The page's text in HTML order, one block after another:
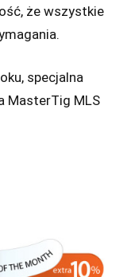
że wszystkie
specjalna
MasterTig MLS